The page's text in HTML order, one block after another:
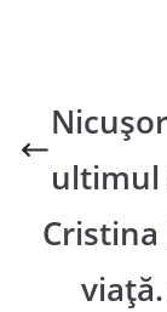
ultimul